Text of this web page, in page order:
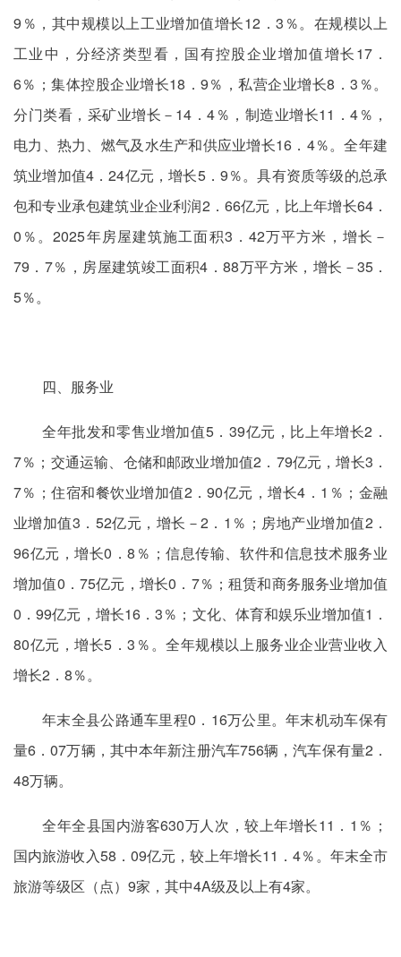
9％，其中规模以上工业增加值增长12．3％。在规模以上
工业中，分经济类型看，国有控股企业增加值增长17．
6％；集体控股企业增长18．9％，私营企业增长8．3％。
分门类看，采矿业增长－14．4％，制造业增长11．4％，
电力、热力、燃气及水生产和供应业增长16．4％。全年建
筑业增加值4．24亿元，增长5．9％。具有资质等级的总承
包和专业承包建筑业企业利润2．66亿元，比上年增长64．
0％。2025年房屋建筑施工面积3．42万平方米，增长－
79．7％，房屋建筑竣工面积4．88万平方米，增长－35．
5％。
四、服务业
全年批发和零售业增加值5．39亿元，比上年增长2．
7％；交通运输、仓储和邮政业增加值2．79亿元，增长3．
7％；住宿和餐饮业增加值2．90亿元，增长4．1％；金融
业增加值3．52亿元，增长－2．1％；房地产业增加值2．
96亿元，增长0．8％；信息传输、软件和信息技术服务业
增加值0．75亿元，增长0．7％；租赁和商务服务业增加值
0．99亿元，增长16．3％；文化、体育和娱乐业增加值1．
80亿元，增长5．3％。全年规模以上服务业企业营业收入
增长2．8％。
年末全县公路通车里程0．16万公里。年末机动车保有
量6．07万辆，其中本年新注册汽车756辆，汽车保有量2．
48万辆。
全年全县国内游客630万人次，较上年增长11．1％；
国内旅游收入58．09亿元，较上年增长11．4％。年末全市
旅游等级区（点）9家，其中4A级及以上有4家。